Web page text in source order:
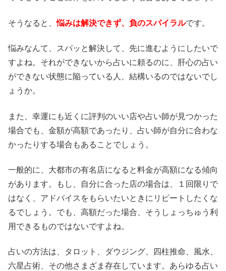
そうなると、悩みは解決できず、負のスパイラルです。
悩みなんて、スパッと解決して、先に進むようにしたいで
すよね。それができないから占いに頼るのに、肝心の占い
ができない状態に陥っている人、結構いるのではないでし
ょうか。
また、幸運にも近くに評判のいい店や占い師が見つかった
場合でも、金額が高額であったり、占い師が自分に合わな
かったりする場合もあることでしょう。
一般的に、大都市の有名店になると料金が高額になる傾向
があります。もし、自分に合った店の場合は、１回限りで
はなく、アドバイスをもらいたいときにリピートしたくな
るでしょう。でも、高額だった場合、そうしょっちゅう利
用できるものではないですよね。
占いの方法は、タロット、ダウジング、四柱推命、風水、
六星占術、その他さまざま存在しています。あらゆる占い